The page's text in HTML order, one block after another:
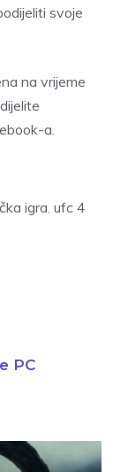
svoje
na vrijeme
a.
igra ufc 4
PC